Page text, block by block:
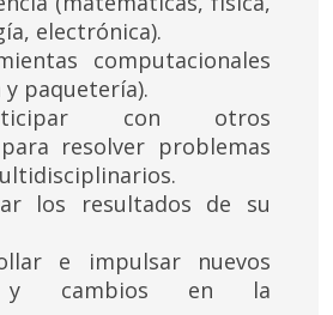
electrónica).
computacionales
paquetería).
con otros
resolver problemas
los resultados de su
e impulsar nuevos
y cambios en la